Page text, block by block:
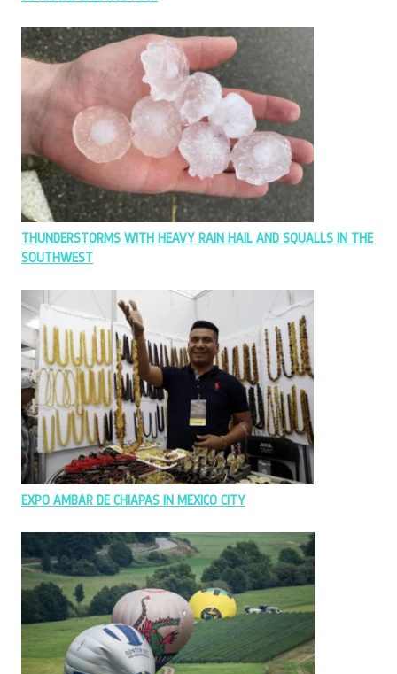
THUNDERSTORMS WITH HEAVY RAIN HAIL AND SQUALLS IN THE
SOUTHWEST
EXPO AMBAR DE CHIAPAS IN MEXICO CITY